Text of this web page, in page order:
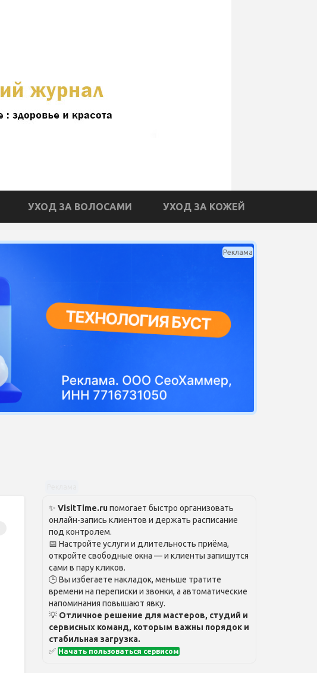
УХОД ЗА ВОЛОСАМИ УХОД ЗА КОЖЕЙ
Реклама
✨ VisitTime.ruпомогает быстро организовать
онлайн-запись клиентов и держать расписание
под контролем.
📅 Настройте услуги и длительность приёма,
откройте свободные окна — и клиенты запишутся
сами в пару кликов.
🕒 Вы избегаете накладок, меньше тратите
времени на переписки и звонки, а автоматические
напоминания повышают явку.
💡 Отличное решение для мастеров, студий и
сервисных команд, которым важны порядок и
стабильная загрузка.
✅ Начать пользоваться сервисом